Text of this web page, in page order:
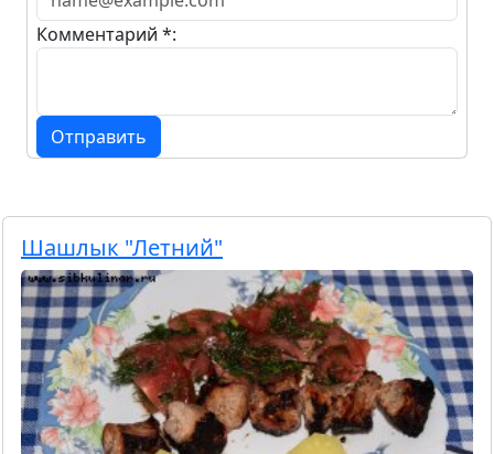
Комментарий *:
Отправить
Шашлык "Летний"